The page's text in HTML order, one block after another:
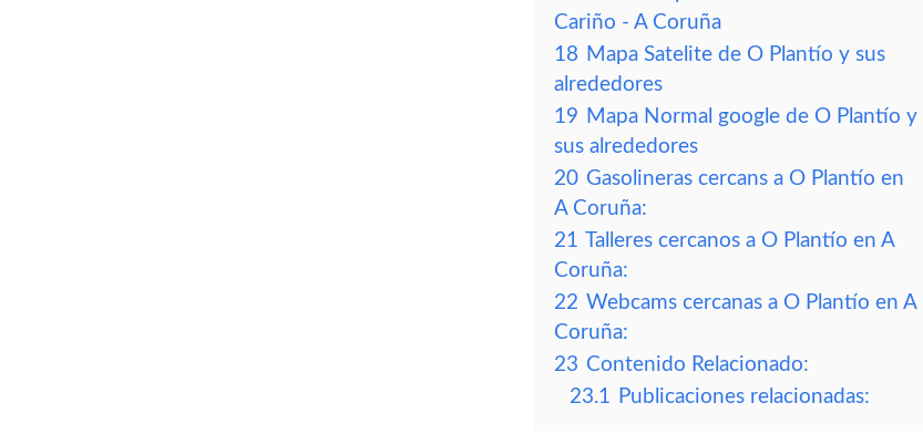
Cariño - A Coruña
18 Mapa Satelite de O Plantío y sus
alrededores
19 Mapa Normal google de O Plantío y
sus alrededores
20 Gasolineras cercans a O Plantío en
A Coruña:
21 Talleres cercanos a O Plantío en A
Coruña:
22 Webcams cercanas a O Plantío en A
Coruña:
23 Contenido Relacionado:
23.1 Publicaciones relacionadas: